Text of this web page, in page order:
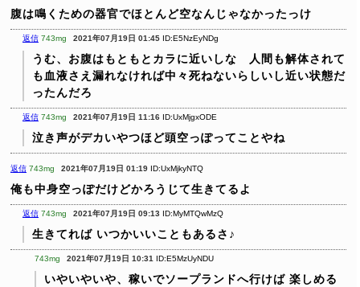
腹は鳴くための器官でほとんど空なんじゃなかったっけ
返信 743mg 2021年07月19日 01:45 ID:E5NzEyNDg
うむ、お腹はもともとカラに近いしな 人間も解体されて
も血液さえ漏れなければ中々死ねないらしいし近い状態だ
ったんだろ
返信 743mg 2021年07月19日 11:16 ID:UxMjgxODE
泣き声がデカいやつほど頭空っぽってことやね
返信 743mg 2021年07月19日 01:19 ID:UxMjkyNTQ
俺も中身空っぽだけどかろうじて生きてるよ
返信 743mg 2021年07月19日 09:13 ID:MyMTQwMzQ
生きてれば いつかいいこともあるさ♪
743mg 2021年07月19日 10:31 ID:E5MzUyNDU
いやいやいや、稼いでソープランドへ行けば 楽しめる